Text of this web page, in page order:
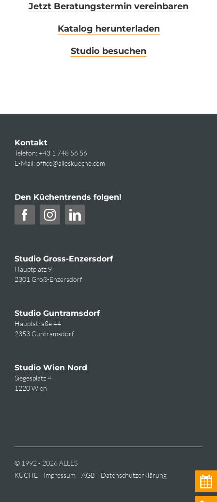
Jetzt Beratungstermin vereinbaren
Katalog herunterladen
Studio besuchen
Kontakt
Telefon:+43 1 748 56 56
E-Mail:office@alleskueche.com
Den Küchentrends folgen!
Studio Gross-Enzersdorf
Hauptplatz 9
2301 Groß-Enzersdorf
Studio Guntramsdorf
Hauptstraße 44
2353 Guntramsdorf
Studio Wien Nord
Siegesplatz 4
1220 Wien
© 1992 - 2026 ALLES
KÜCHE Impressum AGB Datenschutzerklärung